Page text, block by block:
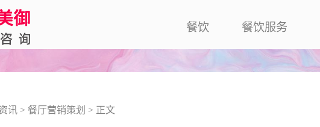
餐饮 餐饮服务
讯 > 餐厅营销策划 > 正文